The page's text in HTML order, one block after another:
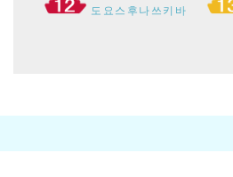
도요스후나쓰키바